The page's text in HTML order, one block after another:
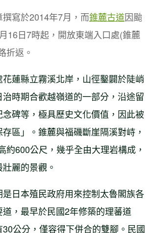
【南投】立鷹山O型走
寫於2014年7月，而錐麓古道因颱
16日7時起，開放東端入口處(錐麓
折返。
花蓮縣立霧溪北岸，山徑鑿闢於陡峭
時期合歡越嶺道的一部分，沿途留
碑等，極具歷史文化價值，因此被
區」。錐麓與福磯斷崖隔溪對峙，
約600公尺，幾乎全由大理岩構成，
麗的景觀。
日本殖民政府用來控制太魯閣族各
，最早於民國2年修築的理蕃道
公分，僅容得下併合的雙腳。民國